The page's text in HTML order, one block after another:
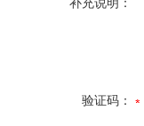
补充说明：
验证码：